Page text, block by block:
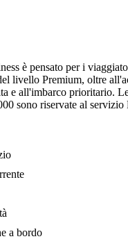
è pensato per i
livello Premium, oltre
e all'imbarco prioritario.
sono riservate al servizio
a bordo